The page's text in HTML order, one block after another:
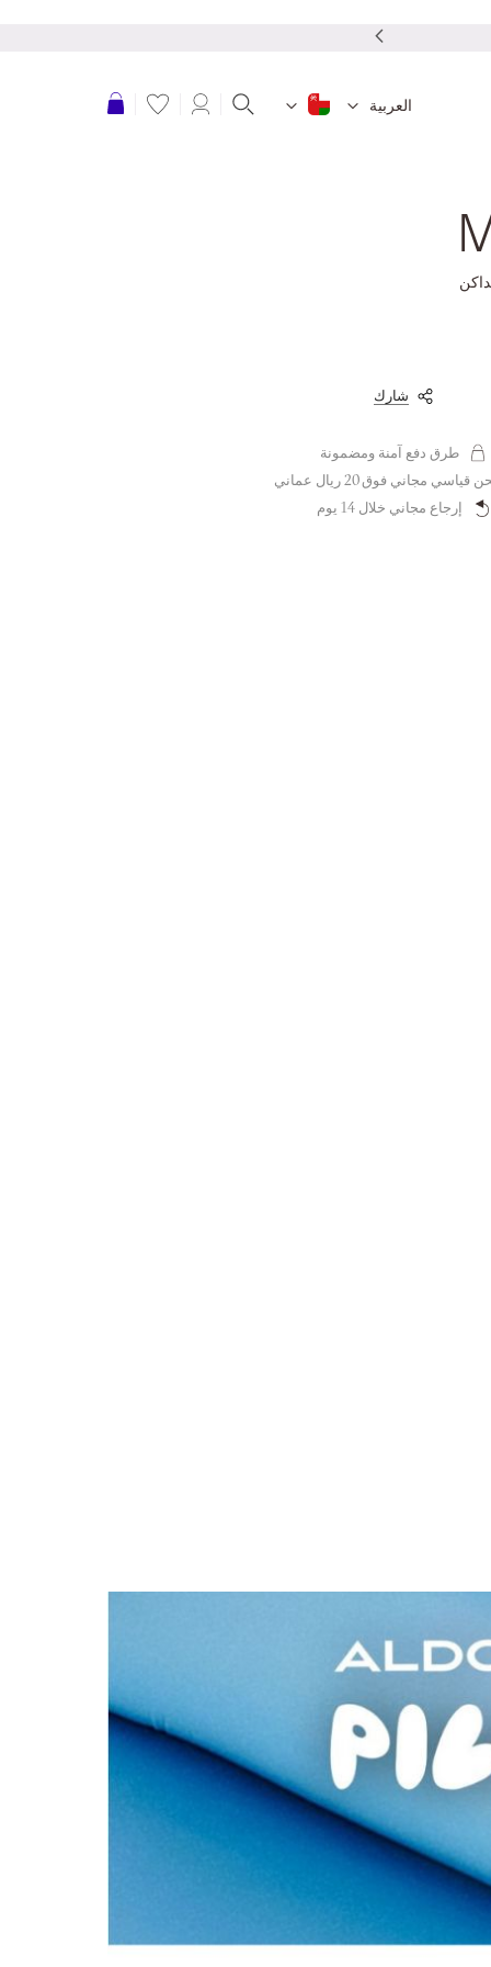
العربية عربة التسوق
شارك
طرق دفع آمنة ومضمونة
قياسي مجاني فوق 20 ريال عماني
إرجاع مجاني خلال 14 يوم